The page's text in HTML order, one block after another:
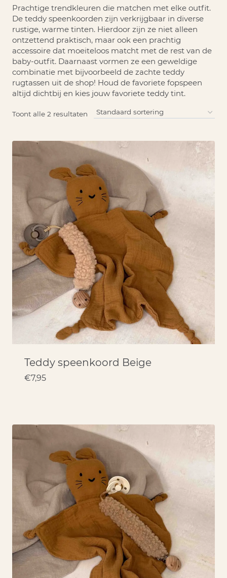
Prachtige trendkleuren die matchen met elke outfit.
De teddy speenkoorden zijn verkrijgbaar in diverse
rustige, warme tinten. Hierdoor zijn ze niet alleen
ontzettend praktisch, maar ook een prachtig
accessoire dat moeiteloos matcht met de rest van de
baby-outfit. Daarnaast vormen ze een geweldige
combinatie met bijvoorbeeld de zachte teddy
rugtassen uit de shop! Houd de favoriete fopspeen
altijd dichtbij en kies jouw favoriete teddy tint.
Toont alle 2 resultaten
Teddy speenkoord Beige
€7,95